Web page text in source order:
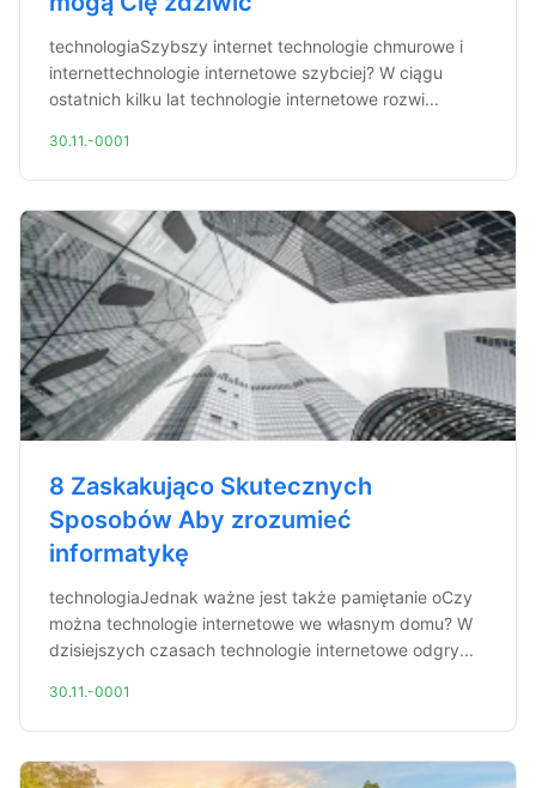
technologiaSzybszy internet technologie chmurowe i
internettechnologie internetowe szybciej? W ciągu
ostatnich kilku lat technologie internetowe rozwi...
30.11.-0001
8 Zaskakująco Skutecznych
Sposobów Aby zrozumieć
informatykę
technologiaJednak ważne jest także pamiętanie oCzy
można technologie internetowe we własnym domu? W
dzisiejszych czasach technologie internetowe odgry...
30.11.-0001